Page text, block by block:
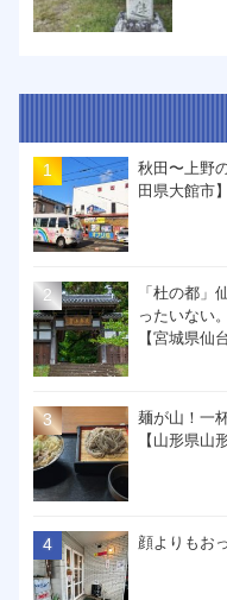
秋田〜上野
田県大館市】
「杜の都」
ったいない
【宮城県仙
麺が山！一
【山形県山
顔よりもお